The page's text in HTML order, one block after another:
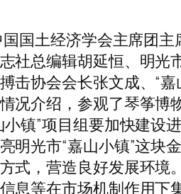
国国土经济学会主席团
社总编辑胡延恒、明
击协会会长张文成、“
况介绍，参观了琴筝博
小镇”项目组要加快建设
明光市“嘉山小镇”这块
式，营造良好发展环境
息等在市场机制作用下